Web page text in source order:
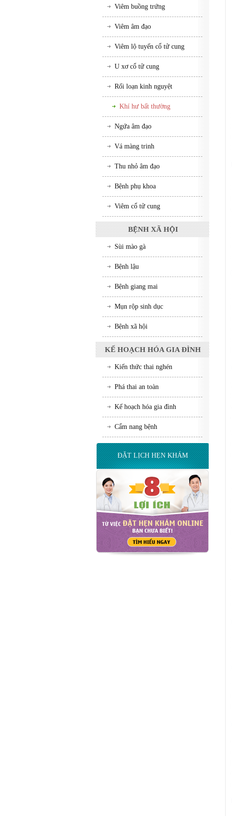
Viêm buồng trứng
Viêm âm đạo
Viêm lộ tuyến cổ tử cung
U xơ cổ tử cung
Rối loạn kinh nguyệt
Khí hư bất thường
Ngứa âm đạo
Vá màng trinh
Thu nhỏ âm đạo
Bệnh phụ khoa
Viêm cổ tử cung
BỆNH XÃ HỘI
Sùi mào gà
Bệnh lậu
Bệnh giang mai
Mụn rộp sinh dục
Bệnh xã hội
KẾ HOẠCH HÓA GIA ĐÌNH
Kiến thức thai nghén
Phá thai an toàn
Kế hoạch hóa gia đình
Cẩm nang bệnh
ĐẶT LỊCH HẸN KHÁM